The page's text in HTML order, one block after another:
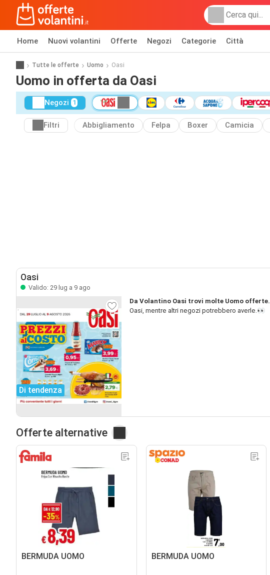
Home Nuovi volantini Offerte Negozi Categorie Città
Tutte le offerte Uomo Oasi
Uomo in offerta da Oasi
Negozi 1
Filtri Abbigliamento Felpa Boxer Camicia
Oasi
Valido: 29 lug a 9 ago
Di tendenza
Da Volantino Oasi trovi molte Uomo offerte.
Oasi, mentre altri negozi potrebbero averle.👀
Offerte alternative
BERMUDA UOMO BERMUDA UOMO